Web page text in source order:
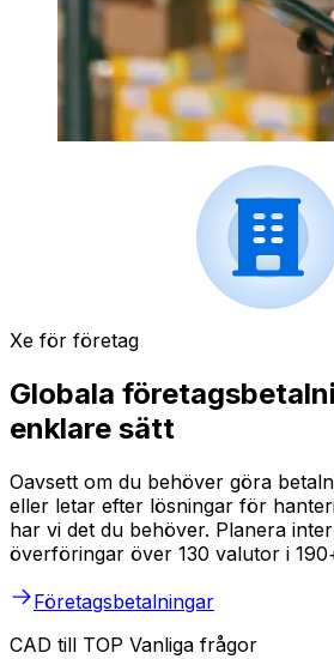
Xe för företag
Globala
enklare sätt
Oavsett om du behöver göra
eller letar efter lösningar för
har vi det du behöver. Planera
överföringar över 130 valutor i
Företagsbetalningar
CAD till TOP Vanliga frågor